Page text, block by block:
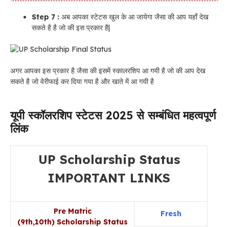
Step 7 : अब आपका स्टेटस खुल के आ जायेगा जैसा की आप यहाँ देख
सकते है है जो की इस प्रकार है|
अगर आपका इस प्रकार है जैसा की इसमें स्कालरशिप आ गयी है जो की आप देख
सकते है जो वेरीफाई कर दिया गया है और खाते में आ गयी है
यूपी स्कॉलरशिप स्टेटस 2025 से सम्बंधित महत्वपूर्ण
लिंक
UP Scholarship Status
IMPORTANT LINKS
Pre Matric
(9th,10th) Scholarship Status
Fresh